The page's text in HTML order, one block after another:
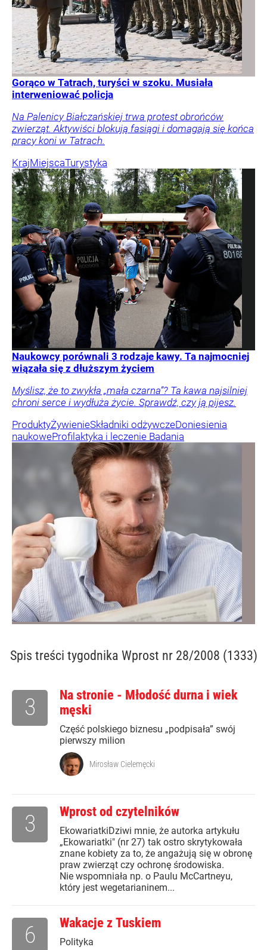
Gorąco w Tatrach, turyści w szoku. Musiała
interweniować policja
Na Palenicy Białczańskiej trwa protest obrońców
zwierząt. Aktywiści blokują fasiągi i domagają się końca
pracy koni w Tatrach.
KrajMiejscaTurystyka
Naukowcy porównali 3 rodzaje kawy. Ta najmocniej
wiązała się z dłuższym życiem
Myślisz, że to zwykła „mała czarna”? Ta kawa najsilniej
chroni serce i wydłuża życie. Sprawdź, czy ją pijesz.
ProduktyŻywienieSkładniki odżywczeDoniesienia
naukoweProfilaktyka i leczenie Badania
Spis treści tygodnika Wprost nr 28/2008 (1333)
Na stronie - Młodość durna i wiek
męski
Część polskiego biznesu „podpisała” swój
pierwszy milion
3
Mirosław Cielemęcki
Wprost od czytelników
EkowariatkiDziwi mnie, że autorka artykułu
„Ekowariatki" (nr 27) tak ostro skrytykowała
znane kobiety za to, że angażują się w obronę
praw zwierząt czy ochronę środowiska.
Nie wspomniała np. o Paulu McCartneyu,
który jest wegetarianinem...
3
Wakacje z Tuskiem
Polityka
6